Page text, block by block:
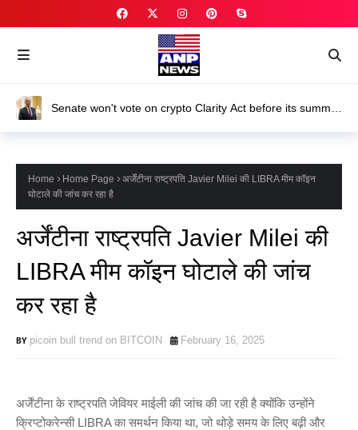
Senate won't vote on crypto Clarity Act before its summer
Home Home Page
अर्जेंटीना राष्ट्रपति Javier Milei की LIBRA मीम कॉइन
घोटाले की जांच कर रहा है
अर्जेंटीना राष्ट्रपति Javier Milei की
LIBRA मीम कॉइन घोटाले की जांच
कर रहा है
picoin bull trend on BITCOIN February 16, 2025
अर्जेंटीना के राष्ट्रपति जेवियर माईली की जांच की जा रही है क्योंकि उन्होंने
क्रिप्टोकरेन्सी LIBRA का समर्थन किया था, जो थोड़े समय के लिए बढ़ी और